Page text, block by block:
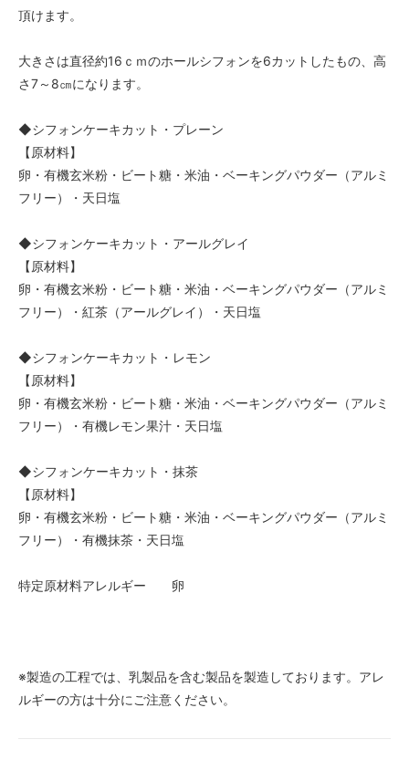
頂けます。
大きさは直径約16ｃｍのホールシフォンを6カットしたもの、高
さ7～8㎝になります。
◆シフォンケーキカット・プレーン
【原材料】
卵・有機玄米粉・ビート糖・米油・ベーキングパウダー（アルミ
フリー）・天日塩
◆シフォンケーキカット・アールグレイ
【原材料】
卵・有機玄米粉・ビート糖・米油・ベーキングパウダー（アルミ
フリー）・紅茶（アールグレイ）・天日塩
◆シフォンケーキカット・レモン
【原材料】
卵・有機玄米粉・ビート糖・米油・ベーキングパウダー（アルミ
フリー）・有機レモン果汁・天日塩
◆シフォンケーキカット・抹茶
【原材料】
卵・有機玄米粉・ビート糖・米油・ベーキングパウダー（アルミ
フリー）・有機抹茶・天日塩
特定原材料アレルギー 卵
※製造の工程では、乳製品を含む製品を製造しております。アレ
ルギーの方は十分にご注意ください。